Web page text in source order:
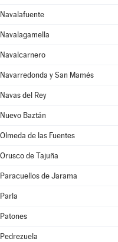
Navalafuente
Navalagamella
Navalcarnero
Navarredonda y San Mamés
Navas del Rey
Nuevo Baztán
Olmeda de las Fuentes
Orusco de Tajuña
Paracuellos de Jarama
Parla
Patones
Pedrezuela